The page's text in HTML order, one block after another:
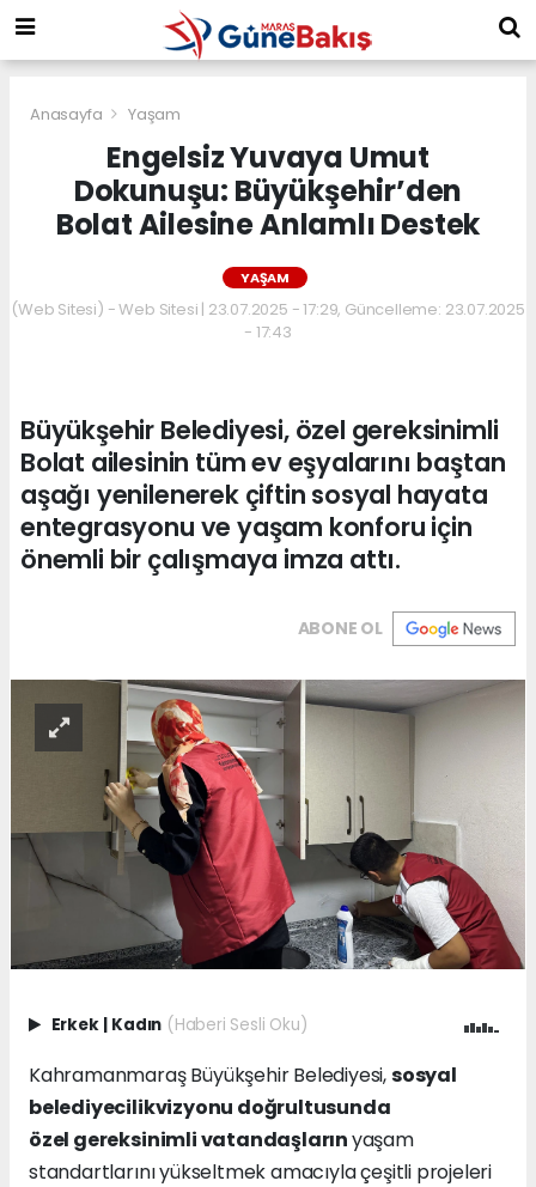
Anasayfa Yaşam
Engelsiz Yuvaya Umut
Dokunuşu: Büyükşehir’den
Bolat Ailesine Anlamlı Destek
YAŞAM
(Web Sitesi) - Web Sitesi | 23.07.2025 - 17:29, Güncelleme: 23.07.2025
- 17:43
Büyükşehir Belediyesi, özel gereksinimli
Bolat ailesinin tüm ev eşyalarını baştan
aşağı yenilenerek çiftin sosyal hayata
entegrasyonu ve yaşam konforu için
önemli bir çalışmaya imza attı.
ABONE OL
Erkek | Kadın (Haberi Sesli Oku)
Kahramanmaraş Büyükşehir Belediyesi,sosyal
belediyecilikvizyonu doğrultusunda
özel gereksinimli vatandaşlarınyaşam
standartlarını yükseltmek amacıyla çeşitli projeleri